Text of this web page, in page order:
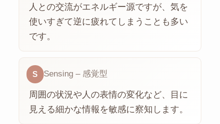
人との交流がエネルギー源ですが、気を
使いすぎて逆に疲れてしまうことも多い
です。
S Sensing – 感覚型
周囲の状況や人の表情の変化など、目に
見える細かな情報を敏感に察知します。